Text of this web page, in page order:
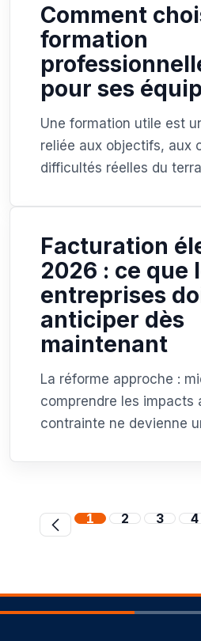
Comment
formation
pour ses
Une formation utile est
reliée aux objectifs, aux
difficultés réelles du
Facturation
2026 : ce que
entreprises
anticiper dès
maintenant
La réforme approche :
comprendre les impacts
contrainte ne devienne
1 2 3 4